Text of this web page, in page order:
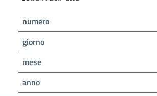
numero
giorno
mese
anno